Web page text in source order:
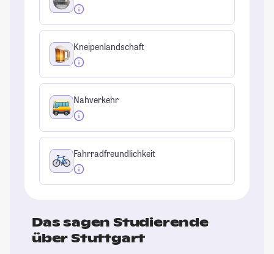
Kneipenlandschaft
Nahverkehr
Fahrradfreundlichkeit
Das sagen Studierende
über Stuttgart